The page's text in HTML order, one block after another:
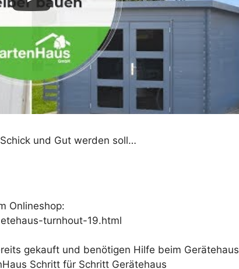
und Gut werden soll…
Onlineshop:
turnhout-19.html
gekauft und benötigen Hilfe beim Gerätehaus
Schritt für Schritt Gerätehaus